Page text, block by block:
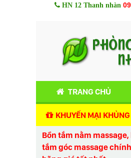
HN 12 Thanh nhàn
TRANG CHỦ
KHUYẾN MẠI KHỦNG
Bồn tắm nằm massage,
tắm góc massage chính